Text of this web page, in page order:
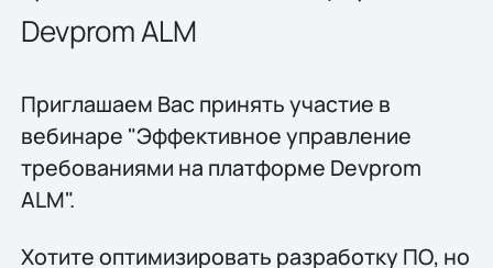
Devprom ALM
Приглашаем Вас принять участие в
вебинаре "Эффективное управление
требованиями на платформе Devprom
ALM".
Хотите оптимизировать разработку ПО, но